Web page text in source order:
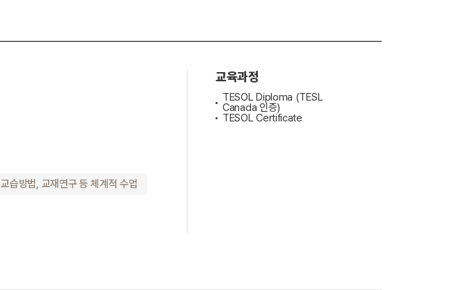
교습방법, 교재연구 등 체계적 수업
교육과정
TESOL Diploma (TESL
Canada 인증)
TESOL Certificate